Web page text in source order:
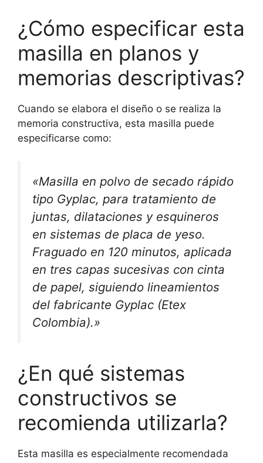
¿Cómo especificar esta
masilla en planos y
memorias descriptivas?
Cuando se elabora el diseño o se realiza la
memoria constructiva, esta masilla puede
especificarse como:
«Masilla en polvo de secado rápido
tipo Gyplac, para tratamiento de
juntas, dilataciones y esquineros
en sistemas de placa de yeso.
Fraguado en 120 minutos, aplicada
en tres capas sucesivas con cinta
de papel, siguiendo lineamientos
del fabricante Gyplac (Etex
Colombia).»
¿En qué sistemas
constructivos se
recomienda utilizarla?
Esta masilla es especialmente recomendada